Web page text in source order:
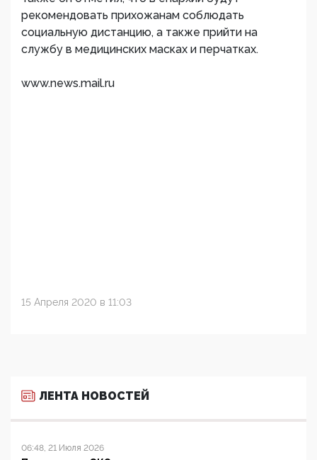
рекомендовать прихожанам соблюдать
социальную дистанцию, а также прийти на
службу в медицинских масках и перчатках.
www.news.mail.ru
15 Апреля 2020 в 11:03
ЛЕНТА НОВОСТЕЙ
06:48, 21 Июля 2026